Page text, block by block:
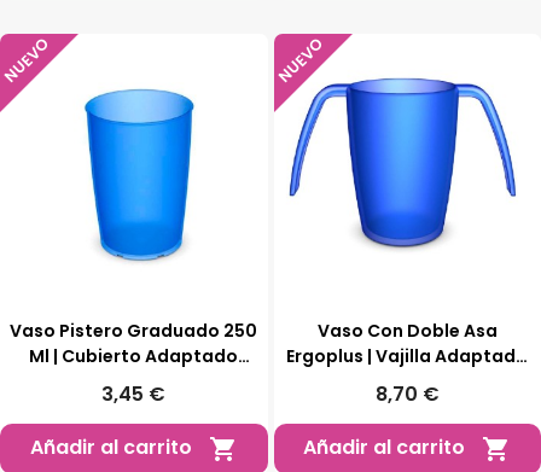
Vaso Pistero Graduado 250
Ml | Cubierto Adaptado
Residencias
3,45 €
Añadir al carrito

NUEVO
Vaso Con Doble Asa
Ergoplus | Vajilla Adaptada
Antitemblores
8,70 €
Añadir al carrito

NUEVO